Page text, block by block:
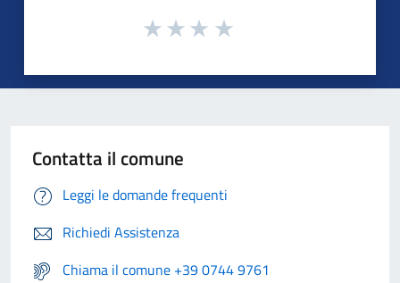
Contatta il comune
Leggi le domande frequenti
Richiedi Assistenza
Chiama il comune +39 0744 9761